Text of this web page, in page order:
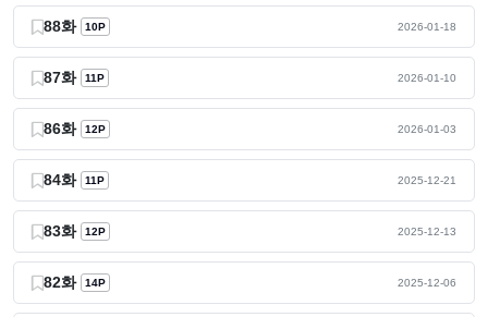
88화 10P 2026-01-18
87화 11P 2026-01-10
86화 12P 2026-01-03
84화 11P 2025-12-21
83화 12P 2025-12-13
82화 14P 2025-12-06